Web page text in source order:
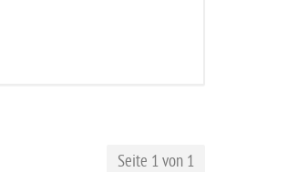
Seite 1 von 1